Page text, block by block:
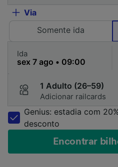
Via
Somente ida
Ida
1 Adulto (26–59)
Adicionar railcards
Genius: estadia com
desconto
Encontrar